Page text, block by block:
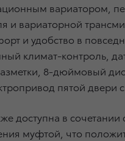
и вариаторной
и удобство в
климат-контроль,
8-дюймовый
пятой
доступна в
муфтой, что